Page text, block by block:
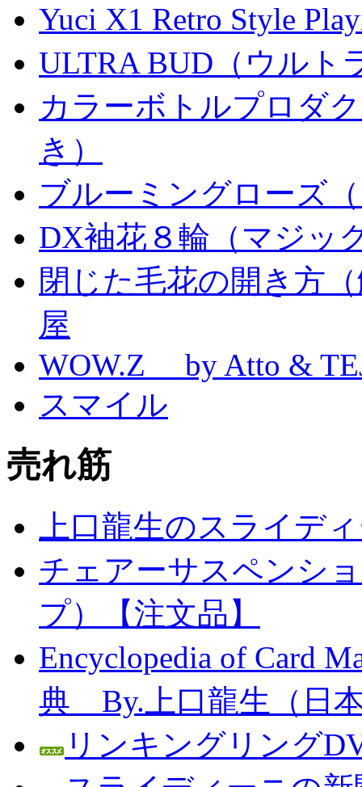
Yuci X1 Retro Style
ULTRA BUD（ウルト
カラーボトルプロダ
き）
ブルーミングローズ
DX袖花８輪（マジッ
閉じた毛花の開き方
屋
WOW.Z by Atto &
スマイル
売れ筋
上口龍生のスライデ
チェアーサスペンシ
プ）【注文品】
Encyclopedia of Card
典 By.上口龍生（日
リンキングリング